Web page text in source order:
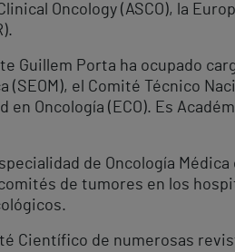
Oncology (ASCO), la
Guillem Porta ha ocupado
(SEOM), el Comité Técnico
en Oncología (ECO). Es
de Oncología
de tumores en los
Científico de numerosas